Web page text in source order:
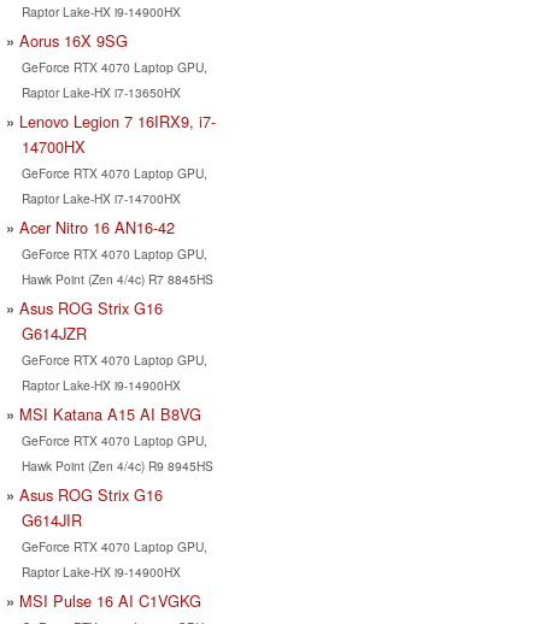
Raptor Lake-HX i9-14900HX
Aorus 16X 9SG
GeForce RTX 4070 Laptop GPU,
Raptor Lake-HX i7-13650HX
Lenovo Legion 7 16IRX9, i7-
14700HX
GeForce RTX 4070 Laptop GPU,
Raptor Lake-HX i7-14700HX
Acer Nitro 16 AN16-42
GeForce RTX 4070 Laptop GPU,
Hawk Point (Zen 4/4c) R7 8845HS
Asus ROG Strix G16
G614JZR
GeForce RTX 4070 Laptop GPU,
Raptor Lake-HX i9-14900HX
MSI Katana A15 AI B8VG
GeForce RTX 4070 Laptop GPU,
Hawk Point (Zen 4/4c) R9 8945HS
Asus ROG Strix G16
G614JIR
GeForce RTX 4070 Laptop GPU,
Raptor Lake-HX i9-14900HX
MSI Pulse 16 AI C1VGKG